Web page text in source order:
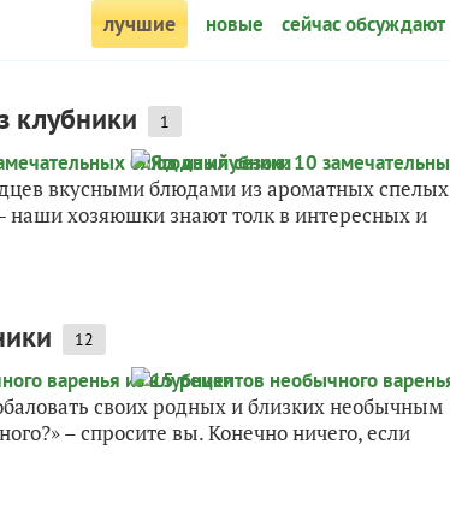
лучшие новые сейчас обсуждают
клубники 1
вкусными блюдами из ароматных спелых
хозяюшки знают толк в интересных и
12
своих родных и близких необычным
– спросите вы. Конечно ничего, если